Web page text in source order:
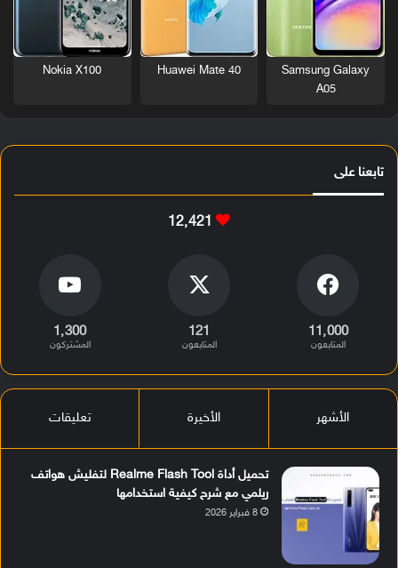
Samsung Galaxy
A05
Huawei Mate 40
Nokia X100
تابعنا على
12٬421
11٬000
المتابعون
121
المتابعون
1٬300
المشتركون
الأشهر الأخيرة تعليقات
تحميل أداة Realme Flash Tool لتفليش هواتف
ريلمي مع شرح كيفية استخدامها
8 فبراير 2026